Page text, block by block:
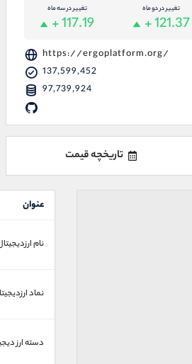
تغییر در دو ماه
+ 121.37
تغییر در سه ماه
+ 117.19
https://ergoplatform.org/
137,599,452
97,739,924
تاریخچه قیمت
عنوان
نام
نماد
دسته ارز